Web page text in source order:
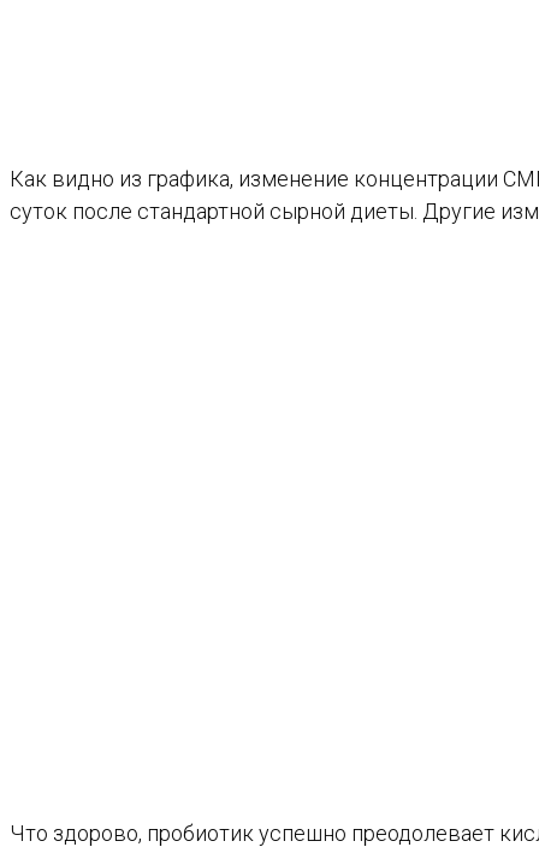
Как видно из графика, изменение концентрации
суток после стандартной сырной диеты. Другие
Что здорово, пробиотик успешно преодолевает